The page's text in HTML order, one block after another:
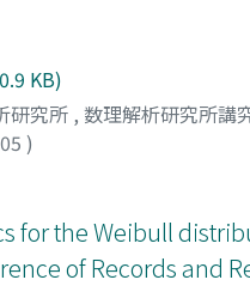
KB)
研究所 , 数理解析研究所講
)
for the Weibull
of Records and